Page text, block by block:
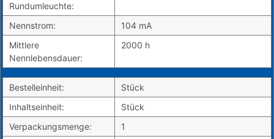
Rundumleuchte:
Nennstrom:
104 mA
Mittlere
Nennlebensdauer:
2000 h
Bestelleinheit:
Stück
Inhaltseinheit:
Stück
Verpackungsmenge:
1